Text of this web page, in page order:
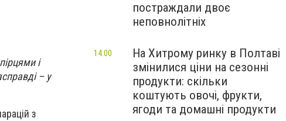
і
– у
з
постраждали двоє
неповнолітніх
На Хитрому ринку в Полтаві
змінилися ціни на сезонні
продукти: скільки
коштують овочі, фрукти,
ягоди та домашні продукти
14:00